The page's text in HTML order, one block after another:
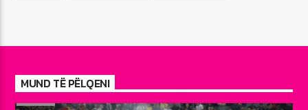
MUND TË PËLQENI